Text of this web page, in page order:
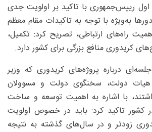
رییس‌جمهوری با تاکید بر اولویت جدی
به‌ویژه با توجه به تاکیدات مقام معظم
راه‌های ارتباطی، تصریح کرد: تکمیل،
کریدوری منافع بزرگی برای کشور دارد.
درباره پروژه‌های کریدوری که وزیر
هیات دولت، سخنگوی دولت و مسوولان
با اشاره به اهمیت توسعه و ساخت
کشور تاکید کرد: باید در خصوص اولویت
زودتر و در سال‌های گذشته به نتیجه